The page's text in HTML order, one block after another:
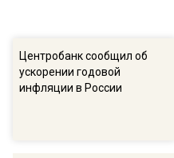
Центробанк сообщил об
ускорении годовой
инфляции в России